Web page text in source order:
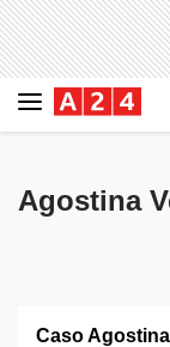
Agostina
Caso